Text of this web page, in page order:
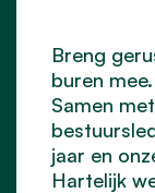
Breng
buren mee.
Samen
jaar en
Hartelijk